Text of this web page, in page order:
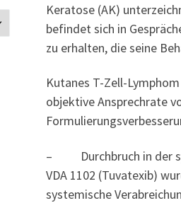
Keratose (AK)
befindet sich in
zu erhalten, die seine
Kutanes T-Zell-
objektive Ansprechrate
– Durchbruch in der
VDA 1102 (Tuvatexib)
systemische